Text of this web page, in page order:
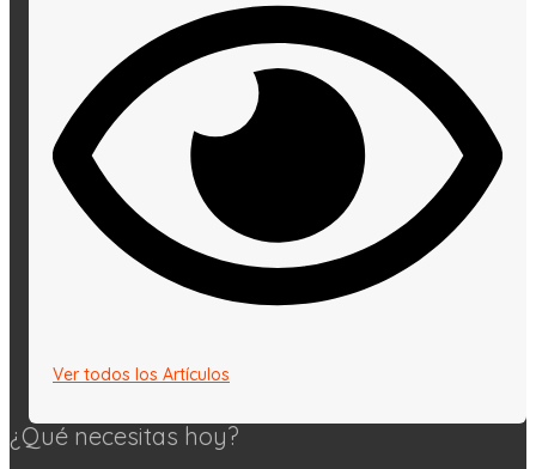
Ver todos los Artículos
¿Qué necesitas hoy?